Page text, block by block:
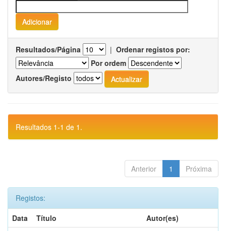
Resultados/Página | Ordenar registos por:
Por ordem
Autores/Registo
Resultados 1-1 de 1.
Anterior 1 Próxima
Registos:
Data
Título
Autor(es)